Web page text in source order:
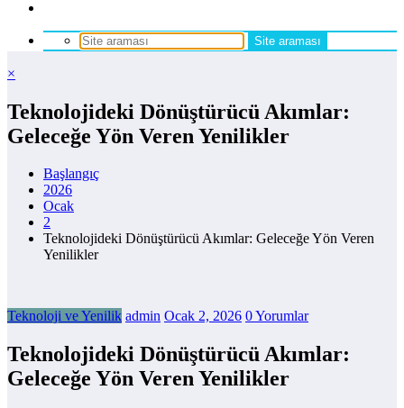
×
Teknolojideki Dönüştürücü Akımlar:
Geleceğe Yön Veren Yenilikler
Başlangıç
2026
Ocak
2
Teknolojideki Dönüştürücü Akımlar: Geleceğe Yön Veren
Yenilikler
Teknoloji ve Yenilik admin Ocak 2, 2026 0 Yorumlar
Teknolojideki Dönüştürücü Akımlar:
Geleceğe Yön Veren Yenilikler